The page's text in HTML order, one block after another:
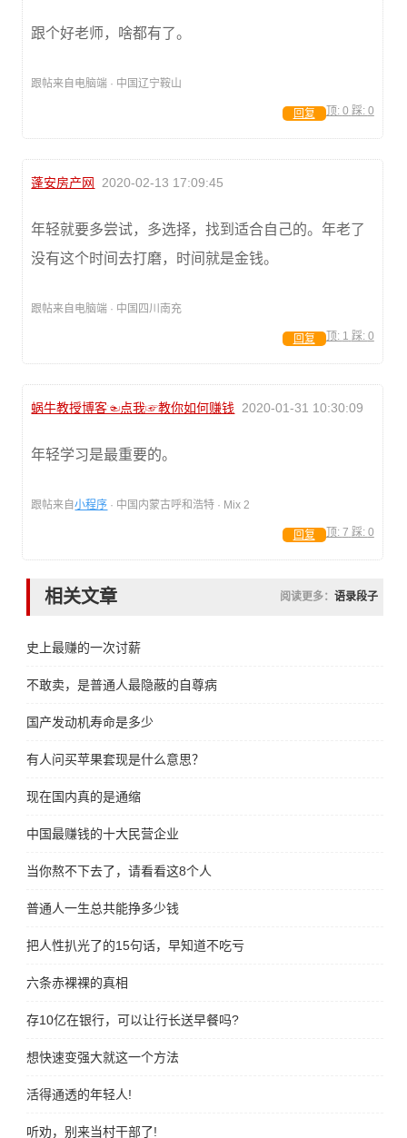
跟个好老师，啥都有了。
跟帖来自电脑端 · 中国辽宁鞍山
顶: 0 踩: 0
回复
蓬安房产网 2020-02-13 17:09:45
年轻就要多尝试，多选择，找到适合自己的。年老了
没有这个时间去打磨，时间就是金钱。
跟帖来自电脑端 · 中国四川南充
顶: 1 踩: 0
回复
蜗牛教授博客☜点我☞教你如何赚钱 2020-01-31 10:30:09
年轻学习是最重要的。
跟帖来自小程序 · 中国内蒙古呼和浩特 · Mix 2
顶: 7 踩: 0
回复
相关文章 阅读更多： 语录段子
史上最赚的一次讨薪
不敢卖，是普通人最隐蔽的自尊病
国产发动机寿命是多少
有人问买苹果套现是什么意思？
现在国内真的是通缩
中国最赚钱的十大民营企业
当你熬不下去了，请看看这8个人
普通人一生总共能挣多少钱
把人性扒光了的15句话，早知道不吃亏
六条赤裸裸的真相
存10亿在银行，可以让行长送早餐吗?
想快速变强大就这一个方法
活得通透的年轻人!
听劝，别来当村干部了!